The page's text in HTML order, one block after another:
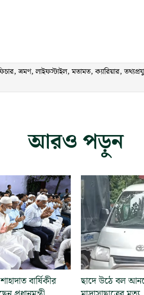
ভ্রমণ, লাইফস্টাইল, মতামত, ক্যারিয়ার,
আরও পড়ুন
বার্ষিকীর
ছাদে উঠে বল